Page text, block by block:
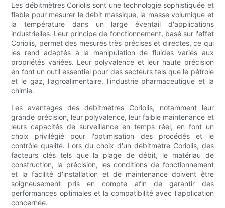
Les débitmètres Coriolis sont une technologie sophistiquée et
fiable pour mesurer le débit massique, la masse volumique et
la température dans un large éventail d'applications
industrielles. Leur principe de fonctionnement, basé sur l'effet
Coriolis, permet des mesures très précises et directes, ce qui
les rend adaptés à la manipulation de fluides variés aux
propriétés variées. Leur polyvalence et leur haute précision
en font un outil essentiel pour des secteurs tels que le pétrole
et le gaz, l'agroalimentaire, l'industrie pharmaceutique et la
chimie.
Les avantages des débitmètres Coriolis, notamment leur
grande précision, leur polyvalence, leur faible maintenance et
leurs capacités de surveillance en temps réel, en font un
choix privilégié pour l'optimisation des procédés et le
contrôle qualité. Lors du choix d'un débitmètre Coriolis, des
facteurs clés tels que la plage de débit, le matériau de
construction, la précision, les conditions de fonctionnement
et la facilité d'installation et de maintenance doivent être
soigneusement pris en compte afin de garantir des
performances optimales et la compatibilité avec l'application
concernée.